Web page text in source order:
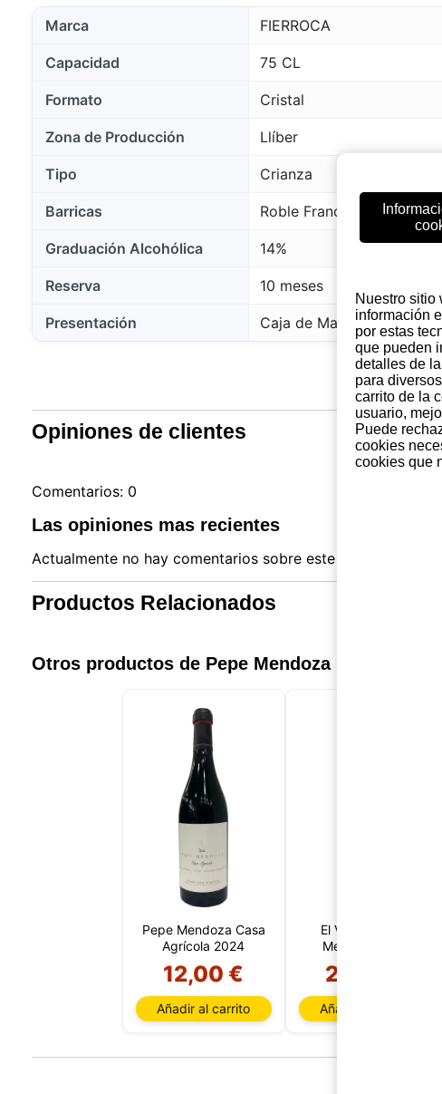
Marca FIERROCA
Capacidad 75 CL
Formato Cristal
Zona de Producción Llíber
Tipo Crianza
Barricas Roble Francés
Graduación Alcohólica 14%
Reserva 10 meses
Presentación Caja de Madera
Opiniones de clientes
Comentarios: 0
Las opiniones mas recientes
Actualmente no hay comentarios sobre este producto. Tu
Productos Relacionados
Otros productos de Pepe Mendoza
Pepe Mendoza Casa
Agrícola 2024
12,00 €
Añadir al carrito
El Veneno Pepe
Mendoza Casa
Agrícola 2024
26,95 €
Añadir al carrito
Nuestro sitio
información
por estas
que pueden
detalles de
para
carrito de la
usuario,
Puede
cookies
cookies que